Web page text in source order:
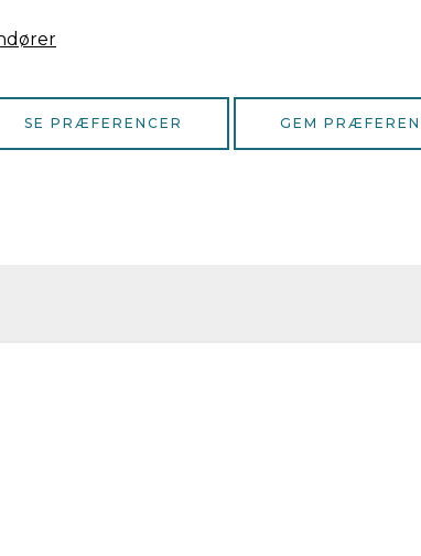
SE PRÆFERENCER GEM